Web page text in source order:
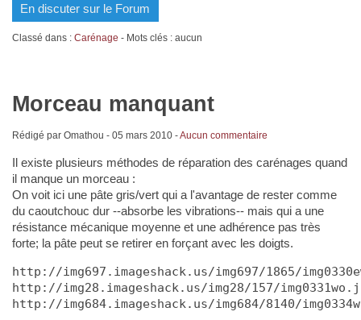
En discuter sur le Forum
Classé dans : Carénage - Mots clés : aucun
Morceau manquant
Rédigé par Omathou - 05 mars 2010-Aucun commentaire
Il existe plusieurs méthodes de réparation des carénages quand
il manque un morceau :
On voit ici une pâte gris/vert qui a l'avantage de rester comme
du caoutchouc dur --absorbe les vibrations-- mais qui a une
résistance mécanique moyenne et une adhérence pas très
forte; la pâte peut se retirer en forçant avec les doigts.
http://img697.imageshack.us/img697/1865/
http://img28.imageshack.us/img28/157/
http://img684.imageshack.us/img684/8140/